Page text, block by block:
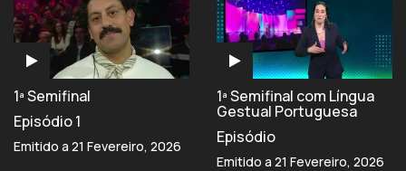
1ª Semifinal
Episódio 1
Emitido a 21 Fevereiro, 2026
1ª Semifinal com Língua
Gestual Portuguesa
Episódio
Emitido a 21 Fevereiro, 2026